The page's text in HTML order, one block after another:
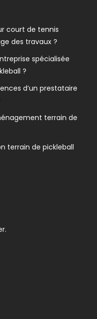
court de tennis
des travaux ?
spécialisée
?
d’un prestataire
terrain de
terrain de pickleball